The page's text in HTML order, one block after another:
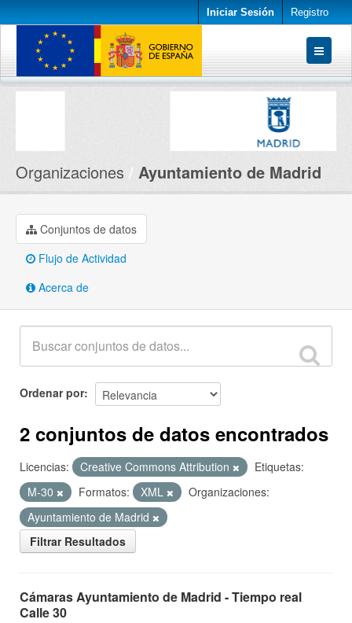
Iniciar Sesión Registro
Conjuntos de datos
Organizaciones Ayuntamiento de Madrid
Conjuntos de datos
Flujo de Actividad
Acerca de
Ordenar por
2 conjuntos de datos encontrados
Licencias: Creative Commons Attribution
Etiquetas:
M-30
Formatos: XML
Organizaciones:
Ayuntamiento de Madrid
Filtrar Resultados
Cámaras Ayuntamiento de Madrid - Tiempo real
Calle 30